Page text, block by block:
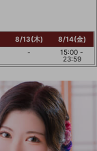
8/13(木)
-
8/14(金)
15:00 -
23:59